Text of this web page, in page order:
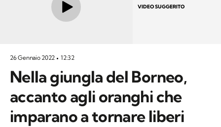
VIDEO SUGGERITO
26 Gennaio 2022 12:32
Nella giungla del Borneo,
accanto agli oranghi che
imparano a tornare liberi